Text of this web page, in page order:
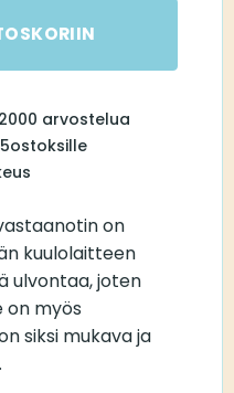
arvostelua
ostoksille
on
kuulolaitteen
ulvontaa, joten
on myös
siksi mukava ja